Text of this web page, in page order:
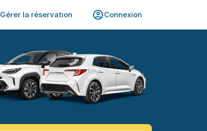
Gérer la réservation Connexion